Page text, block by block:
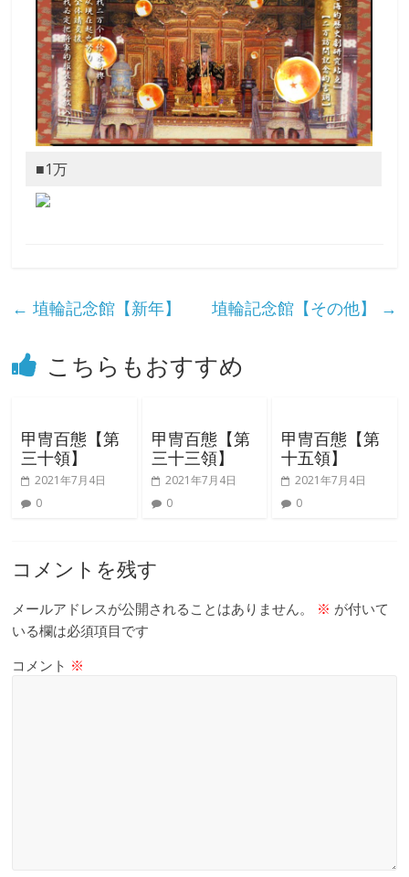
■1万
← 埴輪記念館【新年】 埴輪記念館【その他】 →
こちらもおすすめ
甲冑百態【第
三十領】
2021年7月4日
0
甲冑百態【第
三十三領】
2021年7月4日
0
甲冑百態【第
十五領】
2021年7月4日
0
コメントを残す
メールアドレスが公開されることはありません。 ※ が付いて
いる欄は必須項目です
コメント ※